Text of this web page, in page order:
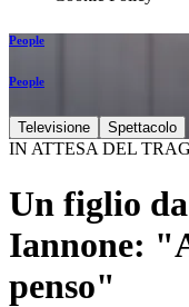
People
People
Televisione Spettacolo
IN ATTESA DEL
Un figlio
Iannone:
penso"